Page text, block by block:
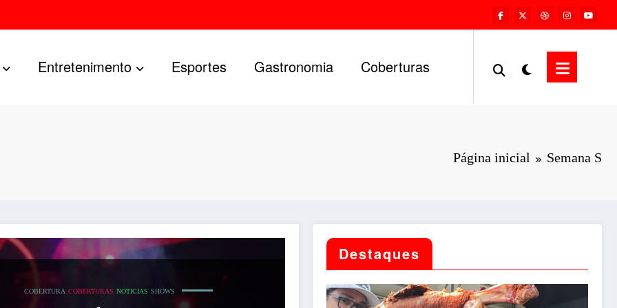
Entretenimento Esportes Gastronomia Coberturas
Página inicial Semana S
COBERTURA COBERTURAS NOTICIAS SHOWS
Destaques